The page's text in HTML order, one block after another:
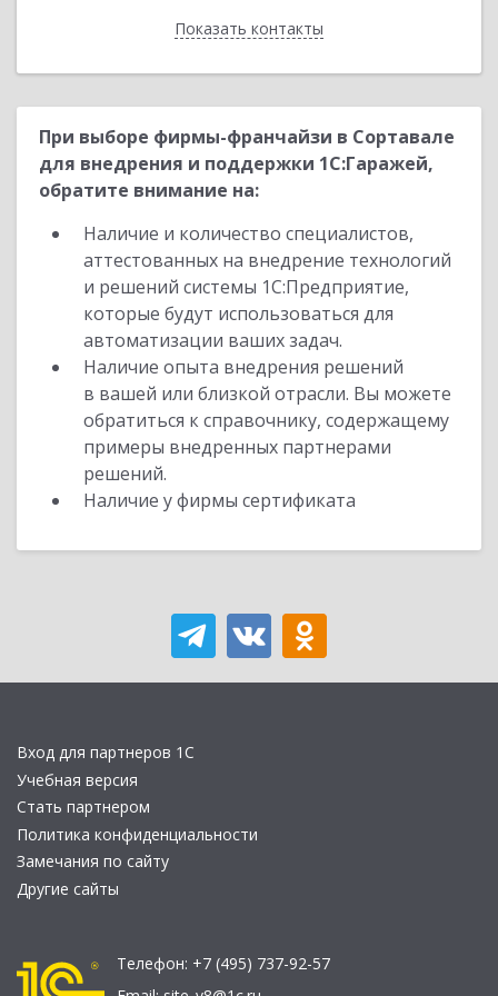
Показать контакты
Назад
При выборе фирмы-франчайзи в Сортавале
для внедрения и поддержки 1С:Гаражей,
обратите внимание на:
Наличие и количество специалистов,
аттестованных на внедрение технологий
и решений системы 1С:Предприятие,
которые будут использоваться для
автоматизации ваших задач.
Наличие опыта внедрения решений
в вашей или близкой отрасли. Вы можете
обратиться к справочнику, содержащему
примеры внедренных партнерами
решений.
Наличие у фирмы сертификата
Вход для партнеров 1С
Учебная версия
Стать партнером
Политика конфиденциальности
Замечания по сайту
Другие сайты
Телефон: +7 (495) 737-92-57